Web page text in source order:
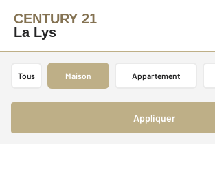
CENTURY 21
La Lys
Tous Maison Appartement
Appliquer